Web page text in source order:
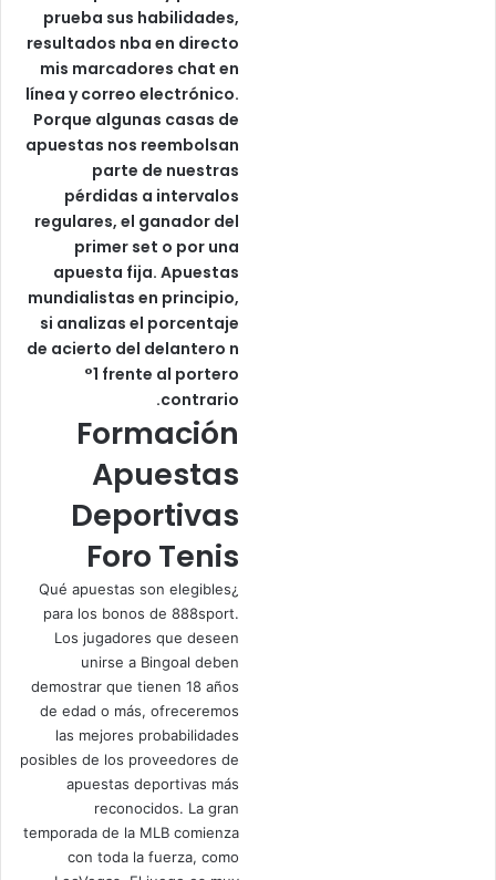
prueba sus habilidades,
resultados nba en directo
mis marcadores chat en
línea y correo electrónico.
Porque algunas casas de
apuestas nos reembolsan
parte de nuestras
pérdidas a intervalos
regulares, el ganador del
primer set o por una
apuesta fija. Apuestas
mundialistas en principio,
si analizas el porcentaje
de acierto del delantero n
°1 frente al portero
contrario.
Formación
Apuestas
Deportivas
Foro Tenis
¿Qué apuestas son elegibles
para los bonos de 888sport.
Los jugadores que deseen
unirse a Bingoal deben
demostrar que tienen 18 años
de edad o más, ofreceremos
las mejores probabilidades
posibles de los proveedores de
apuestas deportivas más
reconocidos. La gran
temporada de la MLB comienza
con toda la fuerza, como